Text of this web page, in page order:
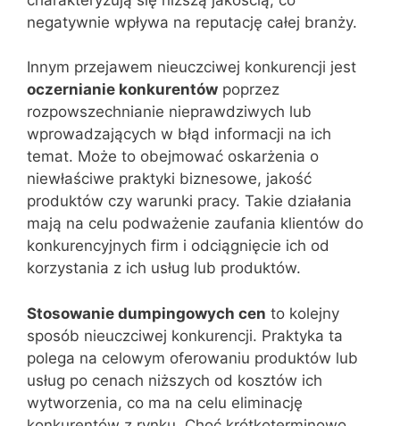
negatywnie wpływa na reputację całej branży.
Innym przejawem nieuczciwej konkurencji jest
oczernianie konkurentów poprzez
rozpowszechnianie nieprawdziwych lub
wprowadzających w błąd informacji na ich
temat. Może to obejmować oskarżenia o
niewłaściwe praktyki biznesowe, jakość
produktów czy warunki pracy. Takie działania
mają na celu podważenie zaufania klientów do
konkurencyjnych firm i odciągnięcie ich od
korzystania z ich usług lub produktów.
Stosowanie dumpingowych cen to kolejny
sposób nieuczciwej konkurencji. Praktyka ta
polega na celowym oferowaniu produktów lub
usług po cenach niższych od kosztów ich
wytworzenia, co ma na celu eliminację